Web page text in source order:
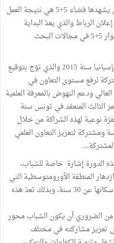
وذكّر بأنّ الدینامیكیة الجدیدة التي یشھدھا فضاء 5+5 ھي نتیجة العمل
سنة 2013 بتوقیع إعلان الرباط والذي یعدّ البدایة
الرسمیة للتعاون والشراكة لدول حوار 5+5 في مجالات البحث
وأضاف أنّ المؤتمر الثاني المنعقد بإسبانیا سنة 2015 والذي توّج بتوقیع
لرفع مستوى التعاون في
ودعم النھوض بالمعرفة العلمیة
الثالث المنعقد في تونس سنة
نوعیة لھذه الشراكة من خلال
لتعزیز التعاون العلمي
الدورة إشارة خاصة للشباب،
المنطقة الأورومتوسطیة التي
یقل معدّل أعمار أكثر من 60 ٪ من سكانھا عن 30 سنة، وبذلك تعدّ ھذه
من الضروري أن یكون الشباب محور
تعزیز مشاركته في مختلف